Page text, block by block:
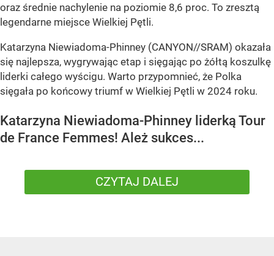
oraz średnie nachylenie na poziomie 8,6 proc. To zresztą
legendarne miejsce Wielkiej Pętli.
Katarzyna Niewiadoma-Phinney (CANYON//SRAM) okazała
się najlepsza, wygrywając etap i sięgając po żółtą koszulkę
liderki całego wyścigu. Warto przypomnieć, że Polka
sięgała po końcowy triumf w Wielkiej Pętli w 2024 roku.
Katarzyna Niewiadoma-Phinney liderką Tour
de France Femmes! Ależ sukces...
CZYTAJ DALEJ